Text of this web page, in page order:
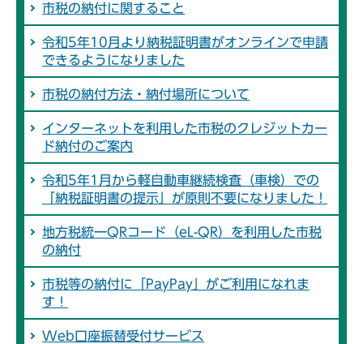
市税の納付に関すること
令和5年10月より納税証明書がオンラインで申請
できるようになりました
市税の納付方法・納付場所について
インターネットを利用した市税のクレジットカー
ド納付のご案内
令和5年1月から軽自動車継続検査（車検）での
「納税証明書の提示」が原則不要になりました！
地方税統一QRコード（eL-QR）を利用した市税
の納付
市税等の納付に「PayPay」がご利用になれま
す！
Web口座振替受付サービス